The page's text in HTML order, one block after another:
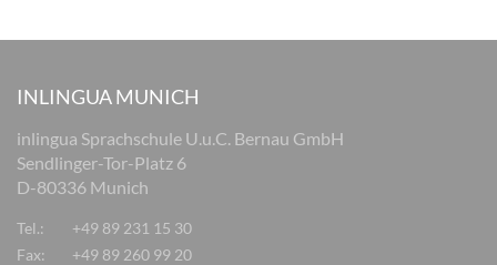
INLINGUA MUNICH
inlingua Sprachschule U.u.C. Bernau GmbH
Sendlinger-Tor-Platz 6
D-80336 Munich
Tel.:
+49 89 231 15 30
Fax:
+49 89 260 99 20